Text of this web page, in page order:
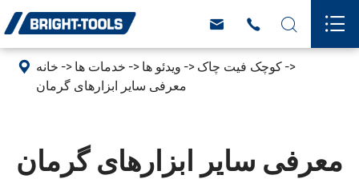
   
 خانه خدمات ها ویدئو ها
کوچک فیت چاک
معرفی سایر ابزارهای گرمان
معرفی سایر ابزارهای گرمان